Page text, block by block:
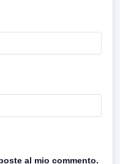
al mio commento.